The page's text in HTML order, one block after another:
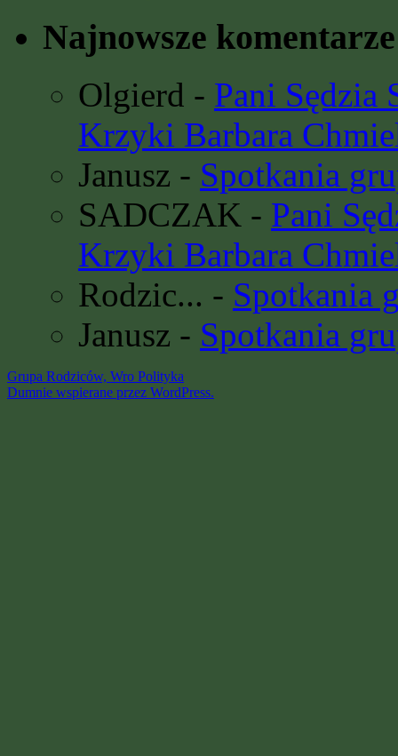
Najnowsze komentarze
Olgierd - Pani Sędzia
Krzyki Barbara
Janusz - Spotkania
SADCZAK - Pani
Krzyki Barbara
Rodzic... - Spotkania
Janusz - Spotkania
Grupa Rodziców, Wro Polityka
Dumnie wspierane przez WordPress.